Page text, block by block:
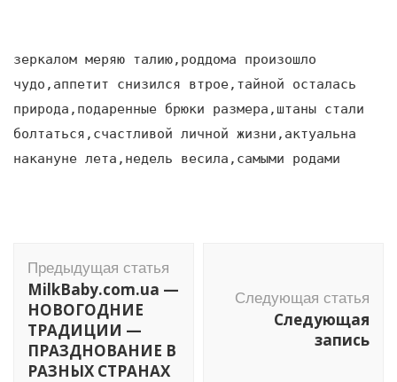
зеркалом меряю талию,роддома произошло
чудо,аппетит снизился втрое,тайной осталась
природа,подаренные брюки размера,штаны стали
болтаться,счастливой личной жизни,актуальна
накануне лета,недель весила,самыми родами
по
записям
Предыдущая статья
MilkBaby.com.ua —
НОВОГОДНИЕ
ТРАДИЦИИ —
ПРАЗДНОВАНИЕ В
РАЗНЫХ СТРАНАХ
Следующая статья
Следующая
запись